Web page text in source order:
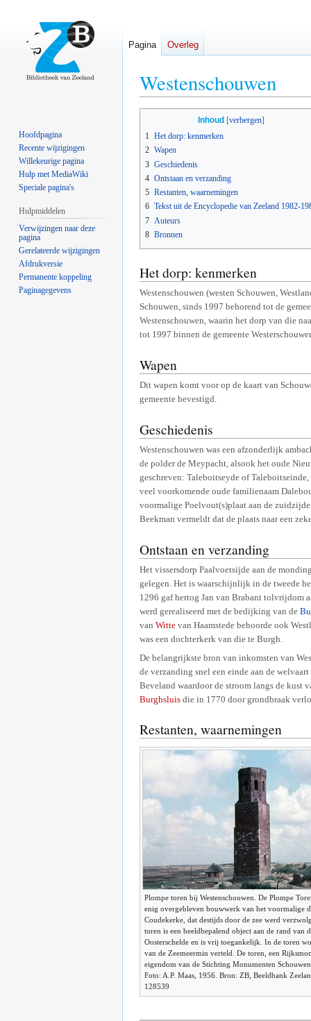
Westenschouwen
navigatie
springen
zoeken
springen
Inhoud
1 Het dorp: kenmerken
2 Wapen
3 Geschiedenis
4 Ontstaan en verzanding
5 Restanten, waarnemingen
6 Tekst uit de Encyclopedie van Zeeland 1982-
7 Auteurs
8 Bronnen
Het dorp: kenmerken
Westenschouwen (westen Schouwen,
Schouwen, sinds 1997 behorend tot de
Westenschouwen, waarin het dorp van die
tot 1997 binnen de gemeente
Wapen
Dit wapen komt voor op de kaart van
gemeente bevestigd.
Geschiedenis
Westenschouwen was een afzonderlijk
de polder de Meypacht, alsook het oude
geschreven: Taleboitseyde of
veel voorkomende oude familienaam
voormalige Poelvout(s)plaat aan de
Beekman vermeldt dat de plaats naar een
Ontstaan en verzanding
Het vissersdorp Paalvoetsijde aan de
gelegen. Het is waarschijnlijk in de tweede
1296 gaf hertog Jan van Brabant tolvrijdom
werd gerealiseerd met de bedijking van de
van Witte van Haamstede behoorde ook
was een dochterkerk van die te Burgh.
De belangrijkste bron van inkomsten van
de verzanding snel een einde aan de
Beveland waardoor de stroom langs de kust
Burghsluis die in 1770 door grondbraak
Restanten, waarnemingen
Plompe toren bij Westenschouwen. De Plompe
enig overgebleven bouwwerk van het voormalige
Coudekerke, dat destijds door de zee werd
toren is een beeldbepalend object aan de rand van
Oosterschelde en is vrij toegankelijk. In de toren
van de Zeemeermin verteld. De toren, een
eigendom van de Stichting Monumenten
Foto: A.P. Maas, 1956. Bron: ZB, Beeldbank
128539
Pagina Overleg
Hoofdpagina
Recente wijzigingen
Willekeurige pagina
Hulp met MediaWiki
Speciale pagina's
Hulpmiddelen
Verwijzingen naar deze
pagina
Gerelateerde wijzigingen
Afdrukversie
Permanente koppeling
Paginagegevens